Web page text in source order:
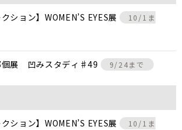
クション】WOMEN’S EYES展
10/1ま
個展 凹みスタディ♯49 9/24まで
クション】WOMEN’S EYES展
10/1ま